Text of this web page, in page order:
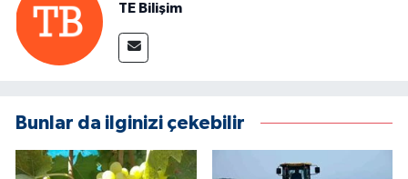
TE Bilişim
Bunlar da ilginizi çekebilir